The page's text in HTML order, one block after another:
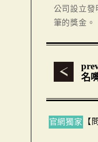
公司設立發
筆的獎金。
名
官網獨家 【